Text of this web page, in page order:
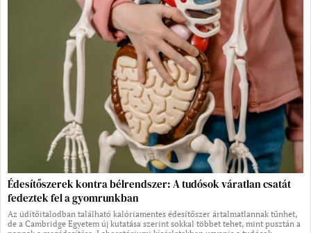
Édesítőszerek kontra bélrendszer: A tudósok váratlan csatát
fedeztek fel a gyomrunkban
Az üdítőitalodban található kalóriamentes édesítőszer ártalmatlannak tűnhet,
de a Cambridge Egyetem új kutatása szerint sokkal többet tehet, mint pusztán a